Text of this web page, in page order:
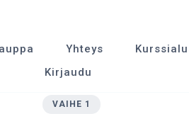
Yhteys
Kirjaudu
VAIHE 1